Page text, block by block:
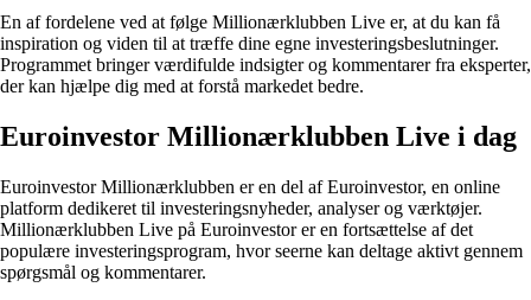
En af fordelene ved at følge Millionærklubben Live er, at du kan få
inspiration og viden til at træffe dine egne investeringsbeslutninger.
Programmet bringer værdifulde indsigter og kommentarer fra eksperter,
der kan hjælpe dig med at forstå markedet bedre.
Euroinvestor Millionærklubben Live i dag
Euroinvestor Millionærklubben er en del af Euroinvestor, en online
platform dedikeret til investeringsnyheder, analyser og værktøjer.
Millionærklubben Live på Euroinvestor er en fortsættelse af det
populære investeringsprogram, hvor seerne kan deltage aktivt gennem
spørgsmål og kommentarer.